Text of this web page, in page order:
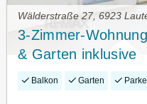
Wälderstraße 27, 6923
3-Zimmer-
& Garten inklusive
Balkon Garten